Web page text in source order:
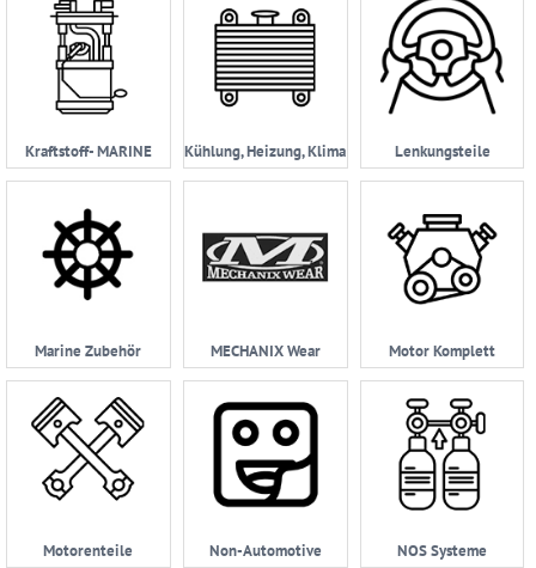
Kraftstoff- MARINE Kühlung, Heizung, Klima Lenkungsteile
Marine Zubehör MECHANIX Wear Motor Komplett
Motorenteile Non-Automotive NOS Systeme